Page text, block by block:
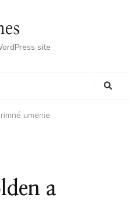
site
umenie
a